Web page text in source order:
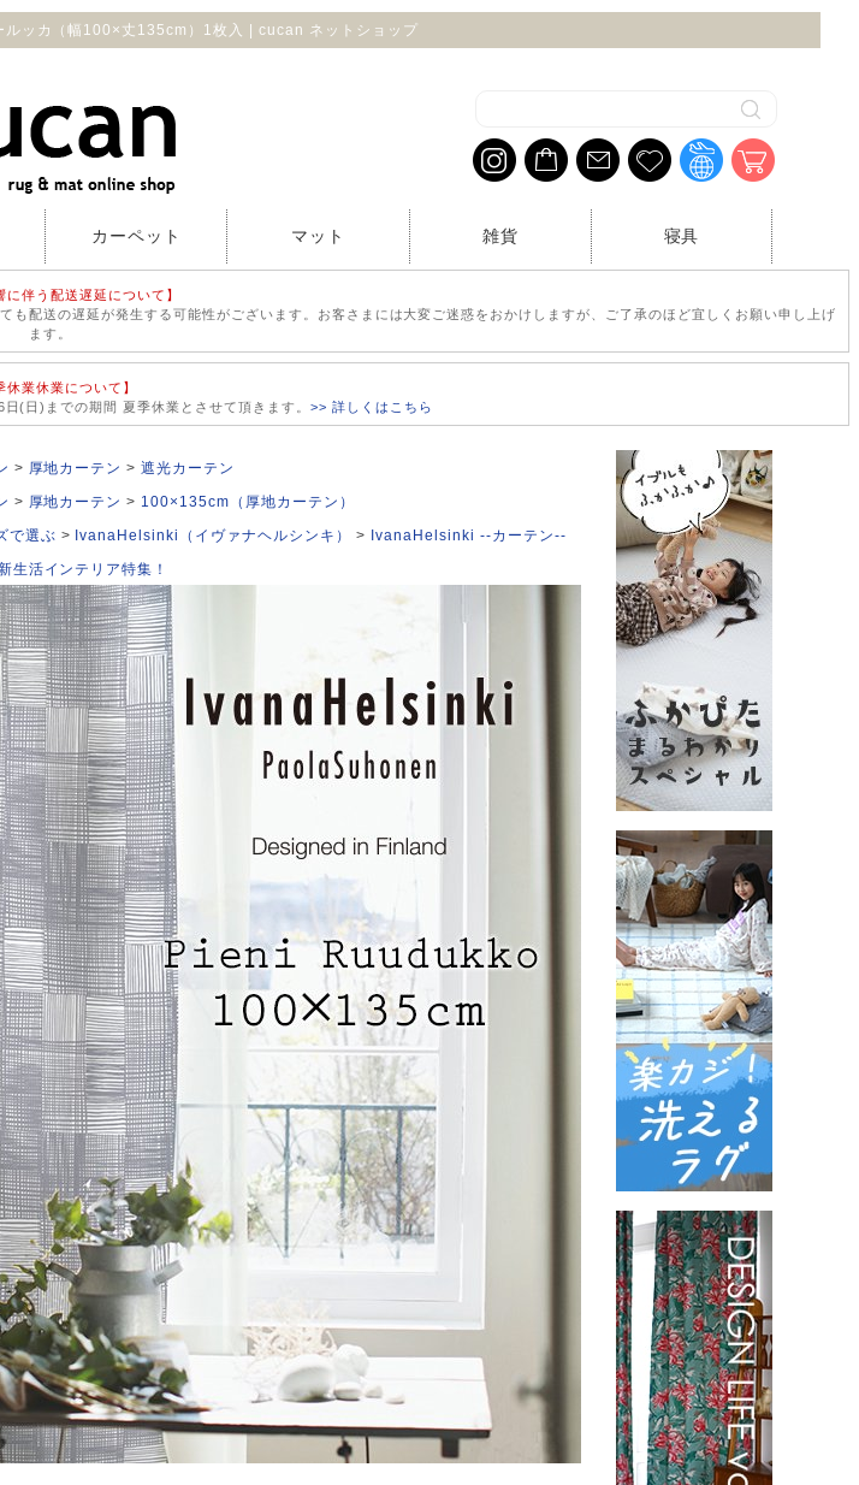
ッカ（幅100×丈135cm）1枚入 | cucan ネットショップ
カーペット マット 雑貨 寝具
に伴う配送遅延について】
配送の遅延が発生する可能性がございます。お客さまには大変ご迷惑をおかけしますが、ご了承のほど宜しくお願い申し上げ
ます。
休業休業について】
(日)までの期間 夏季休業とさせて頂きます。>> 詳しくはこちら
厚地カーテン
遮光カーテン
厚地カーテン
100×135cm（厚地カーテン）
で選ぶ IvanaHelsinki（イヴァナヘルシンキ）
IvanaHelsinki --カーテン--
生活インテリア特集！